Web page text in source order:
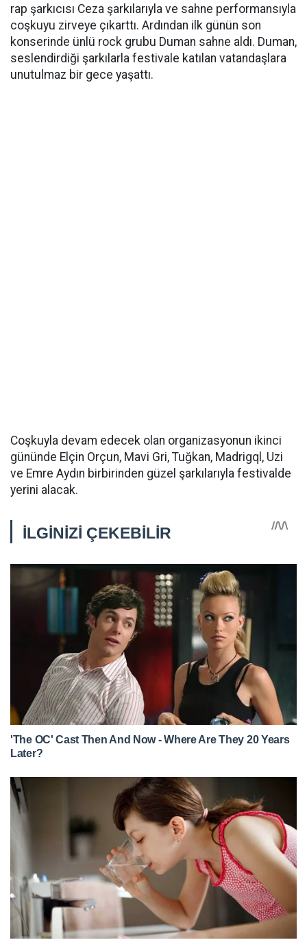
rap şarkıcısı Ceza şarkılarıyla ve sahne performansıyla
coşkuyu zirveye çıkarttı. Ardından ilk günün son
konserinde ünlü rock grubu Duman sahne aldı. Duman,
seslendirdiği şarkılarla festivale katılan vatandaşlara
unutulmaz bir gece yaşattı.
Coşkuyla devam edecek olan organizasyonun ikinci
gününde Elçin Orçun, Mavi Gri, Tuğkan, Madrigql, Uzi
ve Emre Aydın birbirinden güzel şarkılarıyla festivalde
yerini alacak.